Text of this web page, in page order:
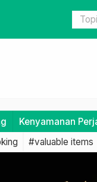
Paket
Kenyamanan
#valuable items